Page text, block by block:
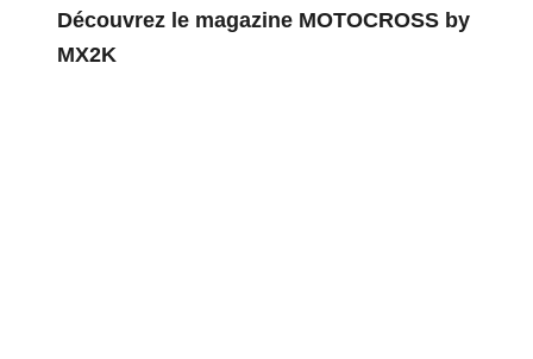
Découvrez le magazine MOTOCROSS by
MX2K